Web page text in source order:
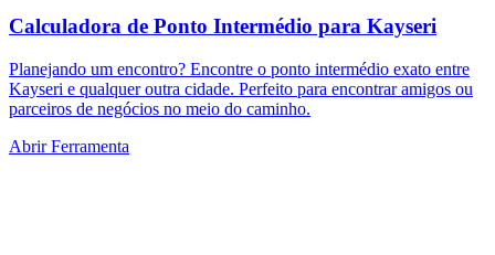
Calculadora de Ponto Intermédio para Kayseri
Planejando um encontro? Encontre o ponto intermédio exato entre
Kayseri e qualquer outra cidade. Perfeito para encontrar amigos ou
parceiros de negócios no meio do caminho.
Abrir Ferramenta